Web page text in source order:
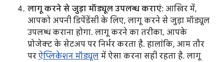
लागू करने से जुड़ा मॉड्यूल उपलब्ध कराएं: आखिर में,
आपको अपनी डिपेंडेंसी के लिए, लागू करने से जुड़ा मॉड्यूल
उपलब्ध कराना होगा. लागू करने का तरीका, आपके
प्रोजेक्ट के सेटअप पर निर्भर करता है. हालांकि, आम तौर
पर ऐप्लिकेशन मॉड्यूल में ऐसा करना सही रहता है. लागू